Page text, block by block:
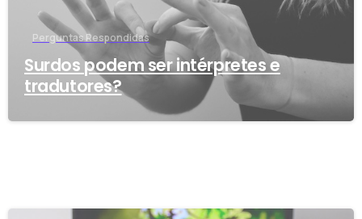
Perguntas Respondidas
Surdos podem ser intérpretes e
tradutores?